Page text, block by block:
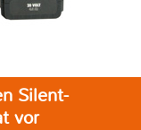
Silent-
vor